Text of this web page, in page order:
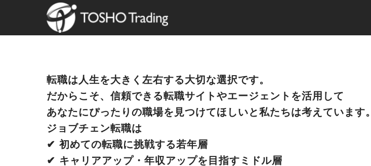
転職は人生を大きく左右する大切な選択です。
だからこそ、信頼できる転職サイトやエージェントを活用して
あなたにぴったりの職場を見つけてほしいと私たちは考えています。
ジョブチェン転職は
✔︎ 初めての転職に挑戦する若年層
✔︎ キャリアアップ・年収アップを目指すミドル層